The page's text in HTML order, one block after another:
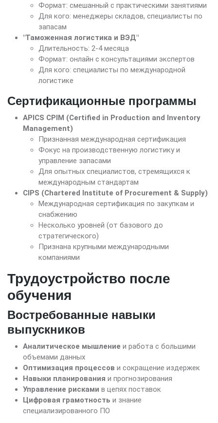
Формат: смешанный с практическими занятиями
Для кого: менеджеры складов, специалисты по
запасам
"Таможенная логистика и ВЭД"
Длительность: 2-4 месяца
Формат: онлайн с консультациями экспертов
Для кого: специалисты по международной
логистике
Сертификационные программы
APICS CPIM (Certified in Production and Inventory
Management)
Признанная международная сертификация
Фокус на производственную логистику и
управление запасами
Для опытных специалистов, стремящихся к
международным стандартам
CIPS (Chartered Institute of Procurement & Supply)
Международная сертификация по закупкам и
снабжению
Несколько уровней (от базового до
стратегического)
Признана крупными международными
компаниями
Трудоустройство после
обучения
Востребованные навыки
выпускников
Аналитическое мышление и работа с большими
объемами данных
Оптимизация процессов и сокращение издержек
Навыки планирования и прогнозирования
Управление рисками в цепях поставок
Цифровая грамотность и знание
специализированного ПО